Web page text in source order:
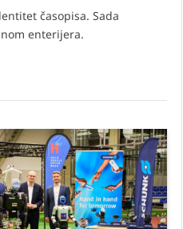
časopisa. Sada
enterijera.